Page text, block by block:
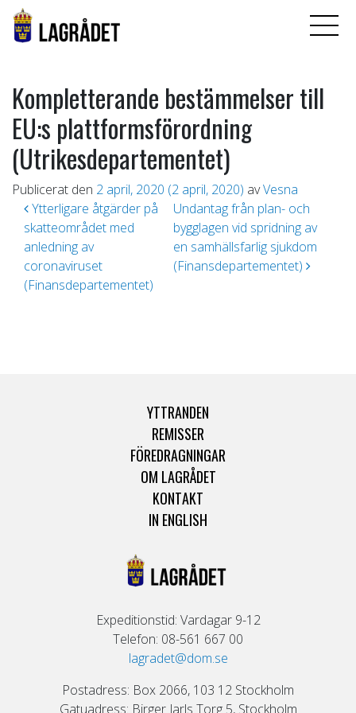
Kompletterande bestämmelser till
EU:s plattformsförordning
(Utrikesdepartementet)
Publicerat den 2 april, 2020 (2 april, 2020) avVesna
Inläggsnavigering
Ytterligare åtgärder på
skatteområdet med
anledning av
coronaviruset
(Finansdepartementet)
Undantag från plan- och
bygglagen vid spridning av
en samhällsfarlig sjukdom
(Finansdepartementet)
YTTRANDEN
REMISSER
FÖREDRAGNINGAR
OM LAGRÅDET
KONTAKT
IN ENGLISH
Expeditionstid: Vardagar 9-12
Telefon: 08-561 667 00
lagradet@dom.se
Postadress: Box 2066, 103 12 Stockholm
Gatuadress: Birger Jarls Torg 5, Stockholm